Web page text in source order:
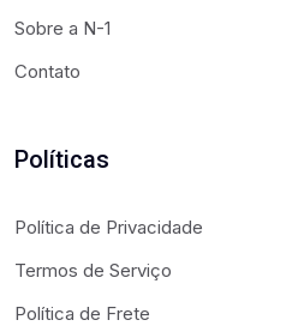
Sobre a N-1
Contato
Políticas
Política de Privacidade
Termos de Serviço
Política de Frete